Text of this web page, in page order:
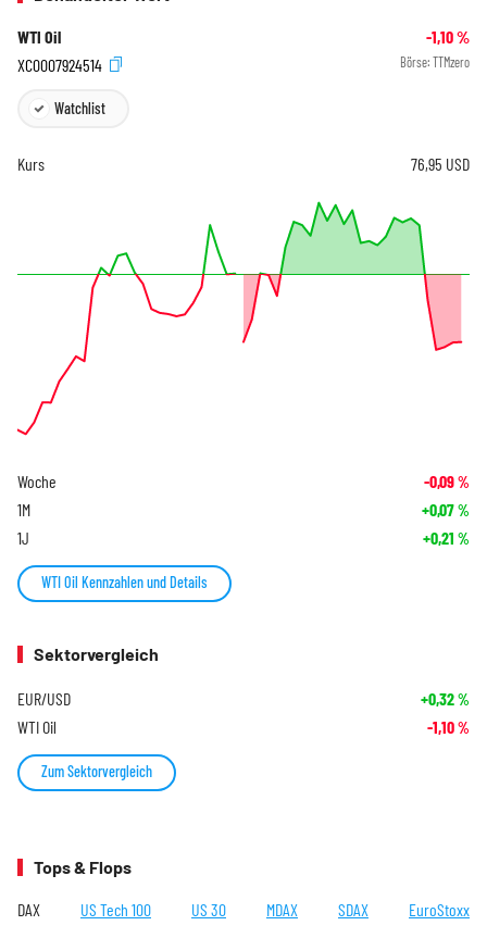
WTI Oil -1,10%
XC0007924514
Börse: TTMzero
Watchlist
Kurs 76,95 USD
Woche -0,09%
1M +0,07%
1J +0,21 %
WTI Oil Kennzahlen und Details
Sektorvergleich
EUR/USD +0,32%
WTI Oil -1,10%
Zum Sektorvergleich
Tops & Flops
DAX US Tech 100 US 30 MDAX SDAX EuroStoxx